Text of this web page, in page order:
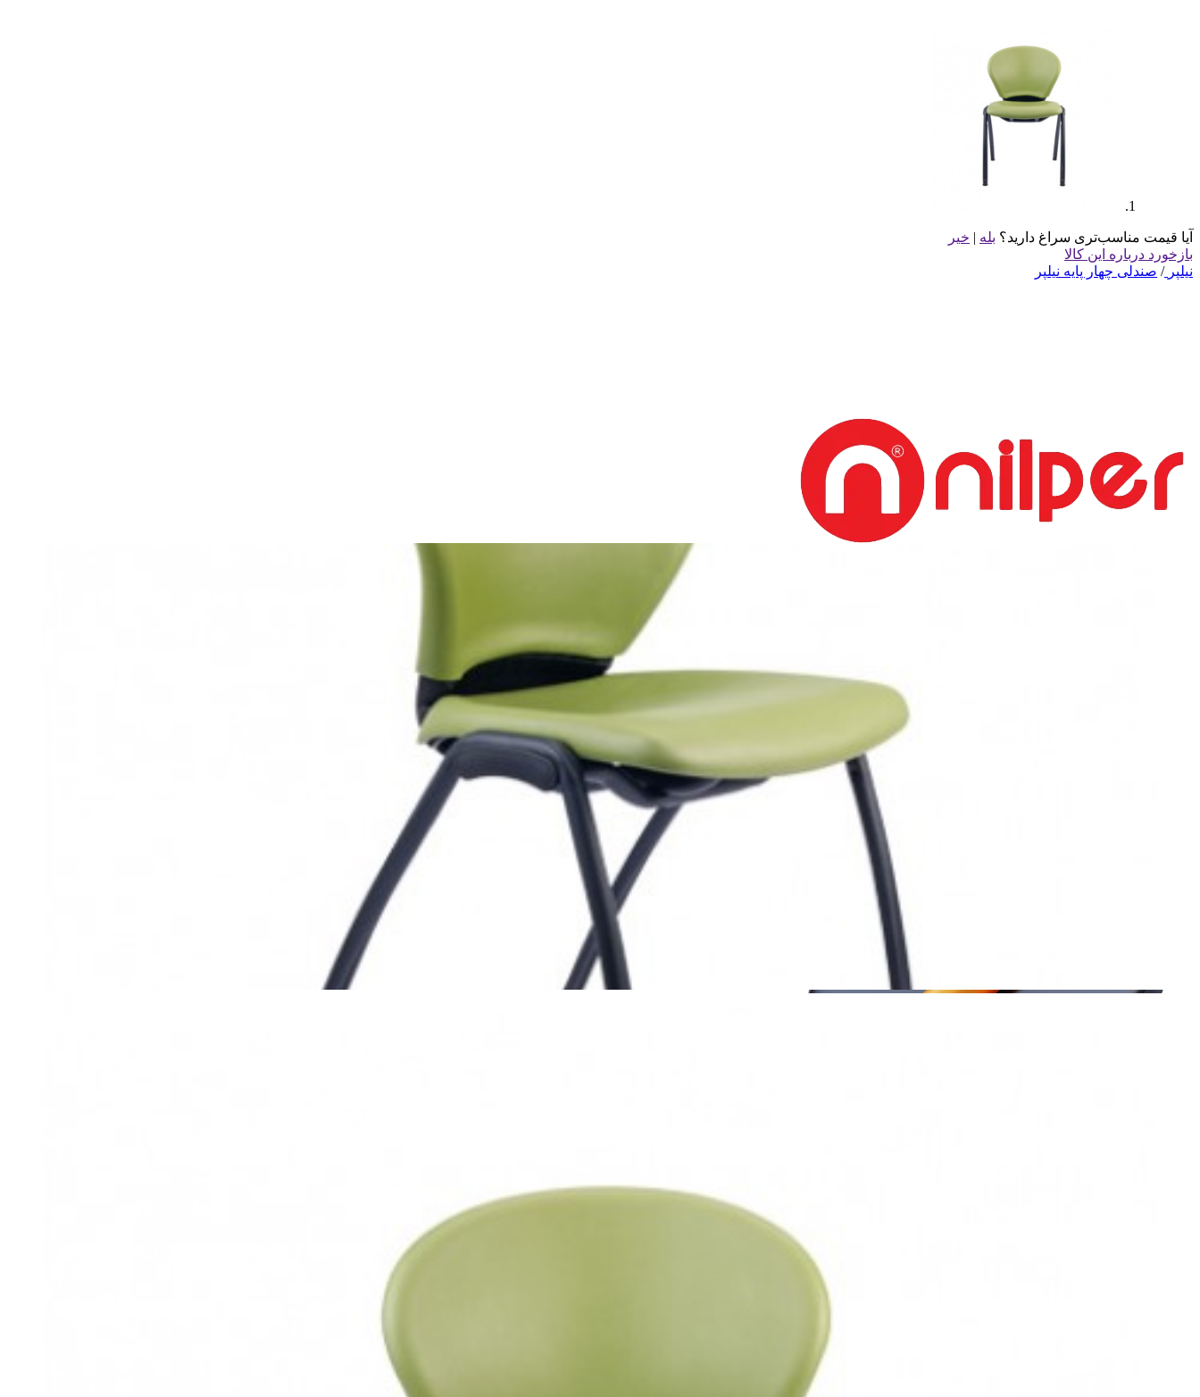
آیا قیمت مناسب‌تری سراغ دارید؟ بله | خیر
بازخورد درباره این کالا
نیلپر / صندلی چهار پایه نیلپر
صندلی چهار پایه نیلپر مدل OCF 515X
کالاهای موجود در انبار فروشگاه پس از خرید تحویل می گردد.(این کالاها با تگ تحویل فوری مشخص شده اند.)